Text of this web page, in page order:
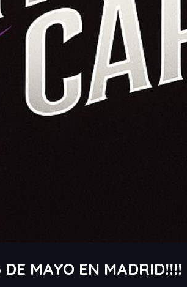
DE MAYO EN MADRID!!!!